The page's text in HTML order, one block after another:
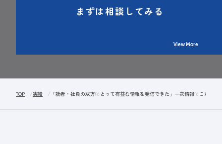
まずは相談してみる
View More
TOP 実績 「読者・社員の双方にとって有益な情報を発信できた」一次情報にこだわ